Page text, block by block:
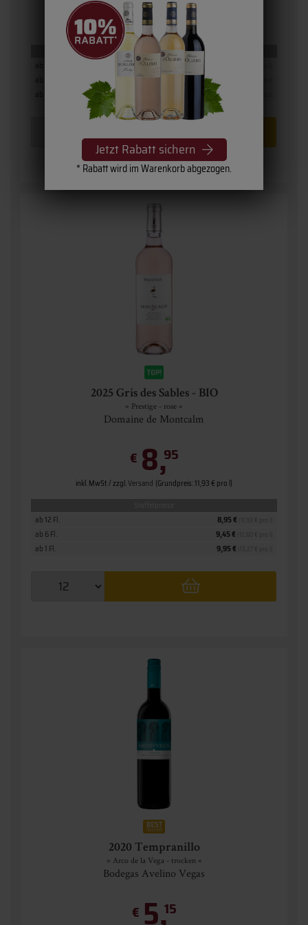
Jetzt Rabatt sichern
* Rabatt wird im Warenkorb abgezogen.
inkl. MwSt. / zzgl. Versand (Grundpreis: 9,53 € pro l)
7,95 €
Staffelpreise
2025 Gris des Sables - BIO
» Prestige - rose «
Domaine de Montcalm
€ 8,95
inkl. MwSt. / zzgl.Versand (Grundpreis: 11,93 € pro l)
ab 1 Fl. 9,95 €
ab 6 Fl. 9,45 €
ab 12 Fl. 8,95 €
2020 Tempranillo
» Arco de la Vega - trocken «
Bodegas Avelino Vegas
€ 5,15